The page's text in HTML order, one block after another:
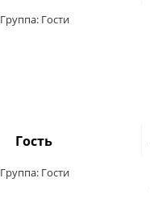
Группа: Гости
Гость
Группа: Гости